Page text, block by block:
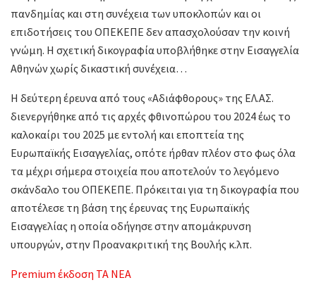
πανδημίας και στη συνέχεια των υποκλοπών και οι
επιδοτήσεις του ΟΠΕΚΕΠΕ δεν απασχολούσαν την κοινή
γνώμη. Η σχετική δικογραφία υποβλήθηκε στην Εισαγγελία
Αθηνών χωρίς δικαστική συνέχεια…
Η δεύτερη έρευνα από τους «Αδιάφθορους» της ΕΛ.ΑΣ.
διενεργήθηκε από τις αρχές φθινοπώρου του 2024 έως το
καλοκαίρι του 2025 με εντολή και εποπτεία της
Ευρωπαϊκής Εισαγγελίας, οπότε ήρθαν πλέον στο φως όλα
τα μέχρι σήμερα στοιχεία που αποτελούν το λεγόμενο
σκάνδαλο του ΟΠΕΚΕΠΕ. Πρόκειται για τη δικογραφία που
αποτέλεσε τη βάση της έρευνας της Ευρωπαϊκής
Εισαγγελίας η οποία οδήγησε στην απομάκρυνση
υπουργών, στην Προανακριτική της Βουλής κ.λπ.
Premium έκδοση ΤΑ ΝΕΑ